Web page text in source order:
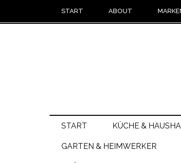
START ABOUT
START KÜCHE &
GARTEN & HEIMWERKER